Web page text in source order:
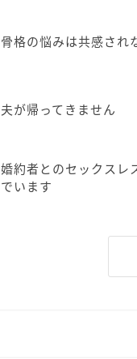
骨格の悩みは共感され
夫が帰ってきません
婚約者とのセックスレ
でいます